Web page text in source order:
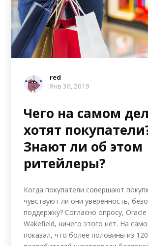
red
Янв 30, 2019
Чего на самом
хотят
Знают ли об этом
ритейлеры?
Когда покупатели совершают
чувствуют ли они уверенность,
поддержку? Согласно опросу,
Wakefield, ничего этого нет. На
показал, что более половины из